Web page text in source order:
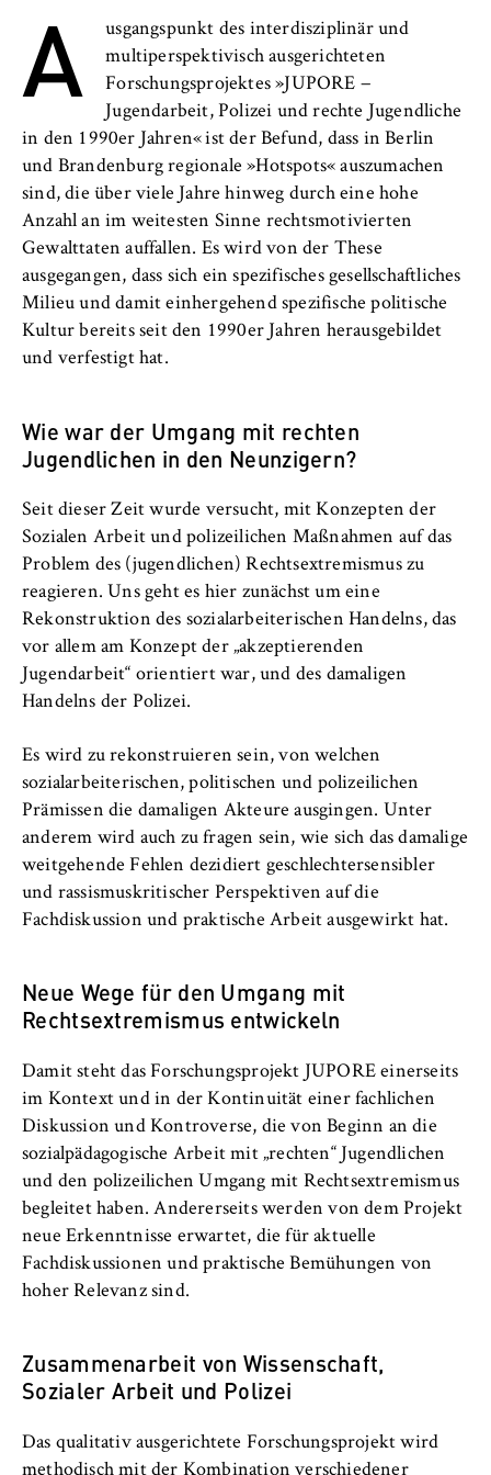
B
r
l
i
n
S
c
h
o
o
f
E
o
n
o
m
i
c
s
a
n
d
L
a
w
A
usgangspunkt des interdisziplinär und
multiperspektivisch ausgerichteten
Forschungsprojektes »JUPORE −
Jugendarbeit, Polizei und rechte Jugendliche
in den 1990er Jahren« ist der Befund, dass in Berlin
und Brandenburg regionale »Hotspots« auszumachen
sind, die über viele Jahre hinweg durch eine hohe
Anzahl an im weitesten Sinne rechtsmotivierten
Gewalttaten auffallen. Es wird von der These
ausgegangen, dass sich ein spezifisches gesellschaftliches
Milieu und damit einhergehend spezifische politische
Kultur bereits seit den 1990er Jahren herausgebildet
und verfestigt hat.
Wie war der Umgang mit rechten
Jugendlichen in den Neunzigern?
Seit dieser Zeit wurde versucht, mit Konzepten der
Sozialen Arbeit und polizeilichen Maßnahmen auf das
Problem des (jugendlichen) Rechtsextremismus zu
reagieren. Uns geht es hier zunächst um eine
Rekonstruktion des sozialarbeiterischen Handelns, das
vor allem am Konzept der „akzeptierenden
Jugendarbeit“ orientiert war, und des damaligen
Handelns der Polizei.
Es wird zu rekonstruieren sein, von welchen
sozialarbeiterischen, politischen und polizeilichen
Prämissen die damaligen Akteure ausgingen. Unter
anderem wird auch zu fragen sein, wie sich das damalige
weitgehende Fehlen dezidiert geschlechtersensibler
und rassismuskritischer Perspektiven auf die
Fachdiskussion und praktische Arbeit ausgewirkt hat.
Neue Wege für den Umgang mit
Rechtsextremismus entwickeln
Damit steht das Forschungsprojekt JUPORE einerseits
im Kontext und in der Kontinuität einer fachlichen
Diskussion und Kontroverse, die von Beginn an die
sozialpädagogische Arbeit mit „rechten“ Jugendlichen
und den polizeilichen Umgang mit Rechtsextremismus
begleitet haben. Andererseits werden von dem Projekt
neue Erkenntnisse erwartet, die für aktuelle
Fachdiskussionen und praktische Bemühungen von
hoher Relevanz sind.
Zusammenarbeit von Wissenschaft,
Sozialer Arbeit und Polizei
Das qualitativ ausgerichtete Forschungsprojekt wird
methodisch mit der Kombination verschiedener
Anbieter:
Betreiber dieser Website
Zweck:
Speichert den Zustimmungsstatus des
Benutzers für Cookies auf der aktuellen
Domäne. Dadurch wird verhindert, dass das
Cookie-Banner bei jedem erneuten Aufruf
der Website wiederholt angezeigt wird.
Cookie Laufzeit:
1 Jahr
TYPO3 Frontend Nutzer
fe_typo_user
Betreiber dieser Website
Zweck:
Dient der Identifizierung der
Browsersitzung für eingeloggte Frontend-
Benutzer (z. B. im geschützten
Mitgliederbereich). Er speichert die
Session-ID und sorgt dafür, dass der Nutzer
während des Besuchs eingeloggt bleibt.
Cookie Laufzeit:
Für die Dauer der Browsersitzung
MARKETING
Youtube
VISITOR_INFO1_LIVE, YSC, yt-remote-
connected-devices
Anbieter:
Google Ireland Limited
Zweck:
Erlaubt das Anzeigen und Abspielen von
eingebetteten YouTube-Videos, wobei Daten
an Google übertragen und Cookies gesetzt
werden.
Cookie Laufzeit:
bis zu 2 Jahre
STATISTIK
Matomo